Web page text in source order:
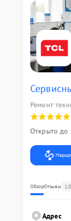
Ремонт
Открыто до
ОбзорОтзывы
Адрес